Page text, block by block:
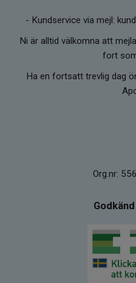
- Kundservice via mejl:
Ni är alltid välkomna att
fort
Ha en fortsatt trevlig dag
Org.nr: